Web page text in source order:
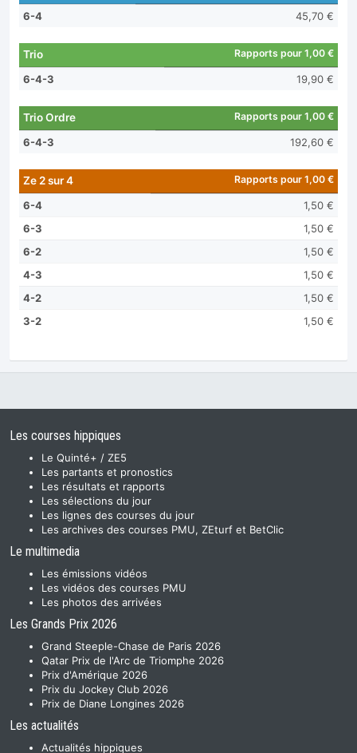
6-4 45,70 €
Trio Rapports pour 1,00 €
6-4-3 19,90 €
Trio Ordre Rapports pour 1,00 €
6-4-3 192,60 €
Ze 2 sur 4 Rapports pour 1,00 €
6-4
1,50 €
6-3
1,50 €
6-2
1,50 €
4-3
1,50 €
4-2
1,50 €
3-2
1,50 €
Les courses hippiques
Le Quinté+ / ZE5
Les partants et pronostics
Les résultats et rapports
Les sélections du jour
Les lignes des courses du jour
Les archives des courses PMU, ZEturf et BetClic
Le multimedia
Les émissions vidéos
Les vidéos des courses PMU
Les photos des arrivées
Les Grands Prix 2026
Grand Steeple-Chase de Paris 2026
Qatar Prix de l'Arc de Triomphe 2026
Prix d'Amérique 2026
Prix du Jockey Club 2026
Prix de Diane Longines 2026
Les actualités
Actualités hippiques